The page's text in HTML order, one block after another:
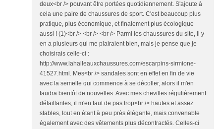
deux<br /> pouvant être portées quotidiennement. S'ajoute à
cela une paire de chaussures de sport. C'est beaucoup plus
pratique, plus économique, et finalement plus écologique
aussi ! (1)<br /> <br /> <br /> Parmi les chaussures du site, il y
en a plusieurs qui me plairaient bien, mais je pense que je
choisirais celle-ci :
http://www.lahalleauxchaussures.com/escarpins-sirmione-
41527.html. Mes<br /> sandales sont en effet en fin de vie
avec la semelle qui commence à se décoller, alors il m'en
faudra bientôt de nouvelles. Avec mes chevilles régulièrement
défaillantes, il m'en faut de pas trop<br /> hautes et assez
stables, tout en étant à peu près élégante, mais convenable
également avec des vêtements plus décontractés. Celles-ci